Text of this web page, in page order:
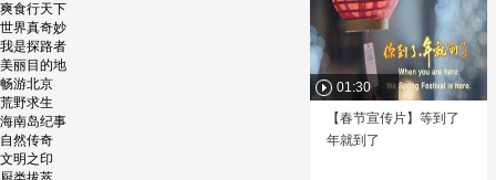
爽食行天下
世界真奇妙
我是探路者
美丽目的地
畅游北京
荒野求生
海南岛纪事
自然传奇
文明之印
01:30
【春节宣传片】等到了
年就到了